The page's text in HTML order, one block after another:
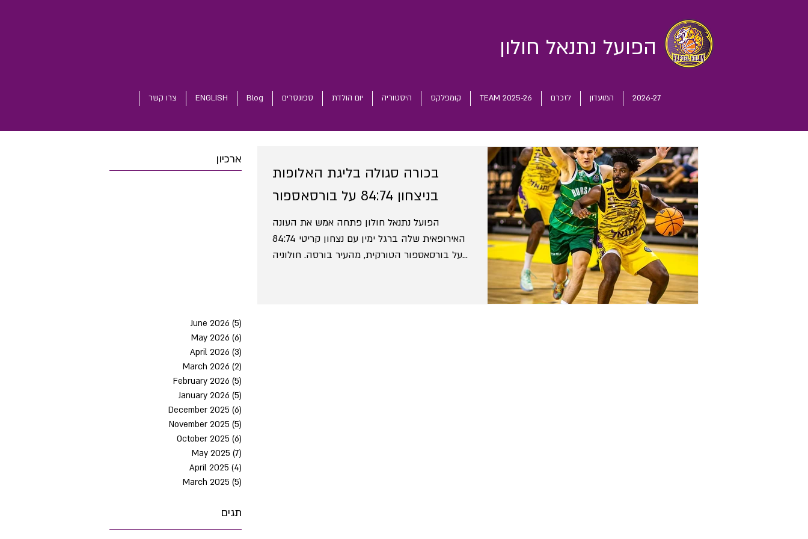
הפועל נתנאל חולון
2026-27 המועדון לזכרם TEAM 2025-26 קומפלקס היסטוריה יום הולדת ספונסרים Blog
ENGLISH צרו קשר
ארכיון
June 2026 (5)
May 2026 (6)
April 2026 (3)
March 2026 (2)
February 2026 (5)
January 2026 (5)
December 2025 (6)
November 2025 (5)
October 2025 (6)
May 2025 (7)
April 2025 (4)
March 2025 (5)
בכורה סגולה בליגת האלופות
בניצחון 84:74 על בורסאספור
הפועל נתנאל חולון פתחה אמש את העונה
האירופאית שלה ברגל ימין עם נצחון קריטי 84:74
על בורסאספור הטורקית, מהעיר בורסה. חולוניה
תגים